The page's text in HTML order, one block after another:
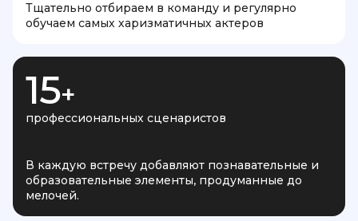
Тщательно отбираем в команду и регулярно
обучаем самых харизматичных актеров
15+
профессиональных сценаристов
В каждую встречу добавляют познавательные и
образовательные элементы, продуманные до
мелочей.